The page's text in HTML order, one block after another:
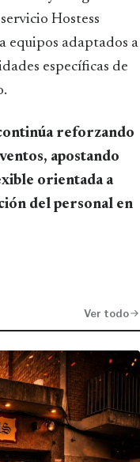
Hostess
equipos adaptados a
específicas de
reforzando
apostando
orientada a
del personal en
Ver todo